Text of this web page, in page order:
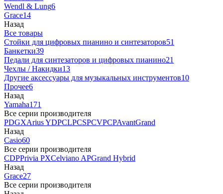
Wendl & Lung6
Grace14
Назад
Все товары
Стойки для цифровых пианино и синтезаторов51
Банкетки39
Педали для синтезаторов и цифровых пианино21
Чехлы / Накидки13
Другие аксессуары для музыкальных инструментов10
Прочее6
Назад
Yamaha171
Все серии производителя
PDGXArius YDPCLPCSPCVPCPAvantGrand
Назад
Casio60
Все серии производителя
CDPPrivia PXCelviano APGrand Hybrid
Назад
Grace27
Все серии производителя